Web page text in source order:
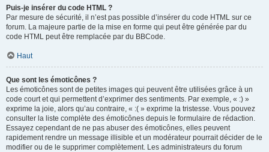
Puis-je insérer du code HTML ?
Par mesure de sécurité, il n’est pas possible d’insérer du code HTML sur ce
forum. La majeure partie de la mise en forme qui peut être générée par du
code HTML peut être remplacée par du BBCode.
Haut
Que sont les émoticônes ?
Les émoticônes sont de petites images qui peuvent être utilisées grâce à un
code court et qui permettent d’exprimer des sentiments. Par exemple, « :) »
exprime la joie, alors qu’au contraire, « :( » exprime la tristesse. Vous pouvez
consulter la liste complète des émoticônes depuis le formulaire de rédaction.
Essayez cependant de ne pas abuser des émoticônes, elles peuvent
rapidement rendre un message illisible et un modérateur pourrait décider de le
modifier ou de le supprimer complètement. Les administrateurs du forum